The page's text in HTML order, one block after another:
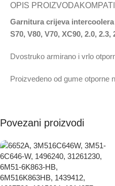
OPIS PROIZVODA
Garnitura crijeva
S70, V80, V70, XC90, 2.0,
Dvostruko armirano i vrlo
Proizvedeno od gume otporne
Povezani proizvodi